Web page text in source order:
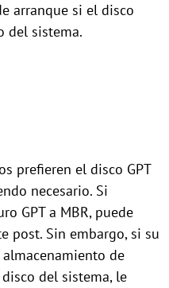
arranque si el disco
del sistema.
prefieren el disco GPT
necesario. Si
GPT a MBR, puede
post. Sin embargo, si su
de
del sistema, le